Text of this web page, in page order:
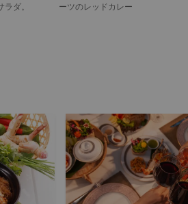
ダ。
ーツのレッドカレー